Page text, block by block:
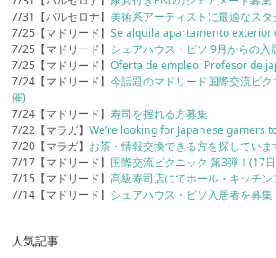
7/31【バルセロナ】美術系アーティストに最適なスタ
7/25【マドリード】Se alquila apartamento exterior
7/25【マドリード】 シェアハウス・ピソ 9月からの入
7/25【マドリード】Oferta de empleo: Profesor de
7/24【マドリード】今話題のマドリード国際交流ピ
催)
7/24【マドリード】寿司を握れる方募集
7/22【マラガ】We’re looking for Japanese gamers
7/20【マラガ】 お茶・情報交換できる方を探していま
7/17【マドリード】 国際交流ピクニック 第3弾！(17
7/15【マドリード】高級寿司店にてホール・キッチ
7/14【マドリード】 シェアハウス・ピソ入居者を募集
人気記事